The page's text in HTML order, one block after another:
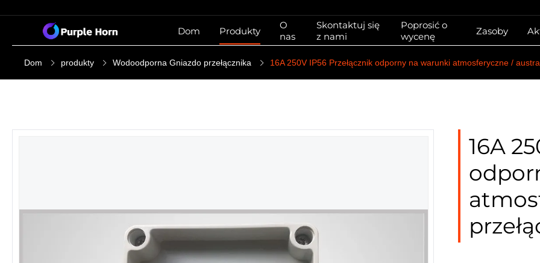
Dom Produkty
O
nas
Skontaktuj się
z nami
Poprosić o
wycenę
Zasoby
Dom produkty Wodoodporna Gniazdo przełącznika 16A 250V IP56 Przełącznik odporny na warunki atmosferyczne /
16A